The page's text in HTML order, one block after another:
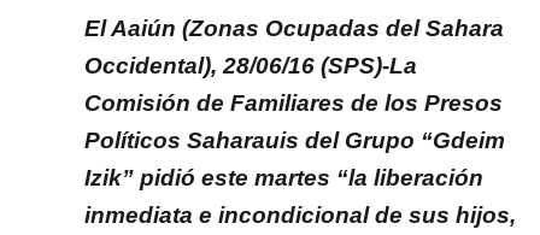
El Aaiún (Zonas Ocupadas del Sahara
Occidental), 28/06/16 (SPS)-La
Comisión de Familiares de los Presos
Políticos Saharauis del Grupo “Gdeim
Izik” pidió este martes “la liberación
inmediata e incondicional de sus hijos,